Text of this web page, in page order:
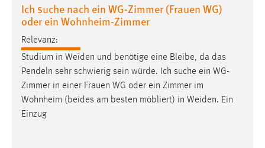
Ich suche nach ein WG-Zimmer (Frauen WG)
oder ein Wohnheim-Zimmer
Relevanz:
Studium in Weiden und benötige eine Bleibe, da das
Pendeln sehr schwierig sein würde. Ich suche ein WG-
Zimmer in einer Frauen WG oder ein Zimmer im
Wohnheim (beides am besten möbliert) in Weiden. Ein
Einzug
site-language-preference
Das Cookie speichert die gewählte Sprache der Website.
Cookie Laufzeit:
Chat